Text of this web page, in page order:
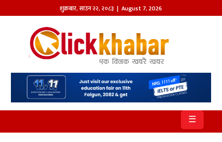
शुक्रबार,साउन२२,२०८३ | August 7, 2026
होमपेज
समाज
प्रदेश
आजको
☰